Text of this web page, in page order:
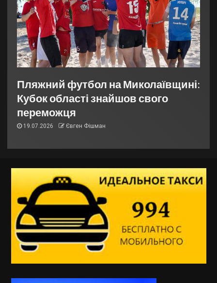
Пляжний футбол на Миколаївщині:
Кубок області знайшов свого
переможця
19.07.2026 Євген Фішман